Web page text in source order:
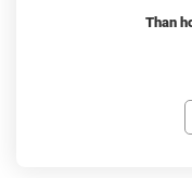
Than